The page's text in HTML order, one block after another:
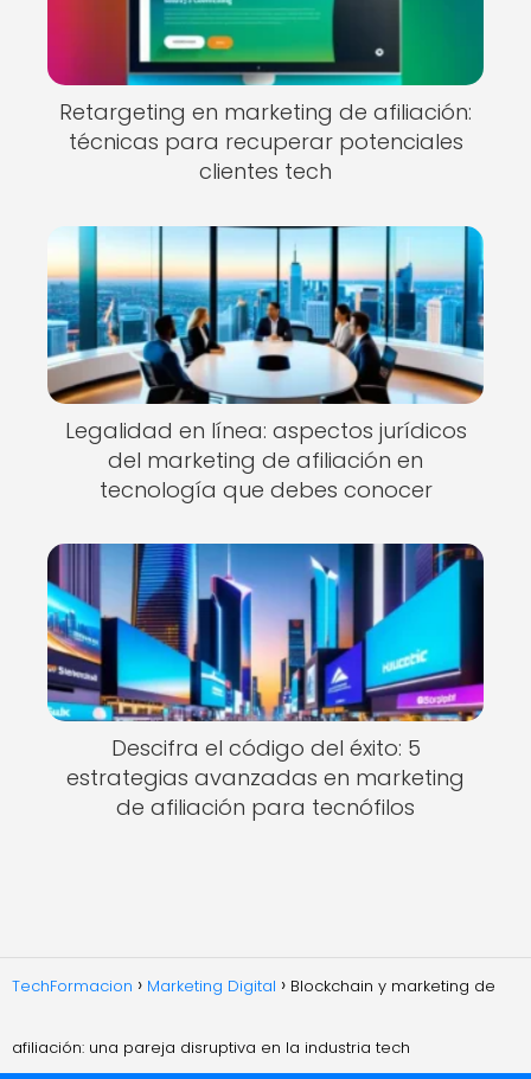
Retargeting en marketing de afiliación:
técnicas para recuperar potenciales
clientes tech
Legalidad en línea: aspectos jurídicos
del marketing de afiliación en
tecnología que debes conocer
Descifra el código del éxito: 5
estrategias avanzadas en marketing
de afiliación para tecnófilos
TechFormacion Marketing Digital Blockchain y marketing de
afiliación: una pareja disruptiva en la industria tech